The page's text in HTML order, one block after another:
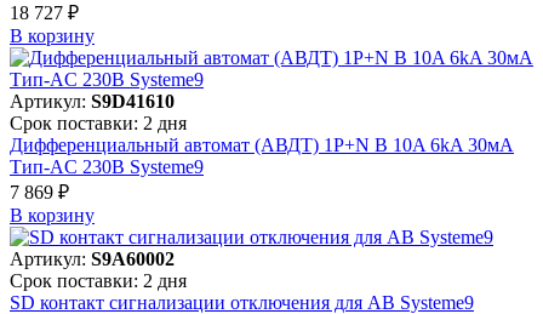
18 727 ₽
В корзинy
Артикул: S9D41610
Срок поставки: 2 дня
Дифференциальный автомат (АВДТ) 1P+N B 10A 6kA 30мА
Тип-AC 230В Systeme9
7 869 ₽
В корзинy
Артикул: S9A60002
Срок поставки: 2 дня
SD контакт сигнализации отключения для АВ Systeme9